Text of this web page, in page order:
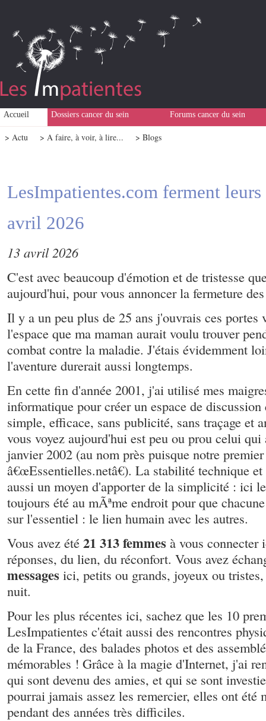
Accueil Dossiers cancer du sein Forums cancer du sein
> Actu > A faire, à voir, à lire... > Blogs
LesImpatientes.com ferment
avril 2026
13 avril 2026
C'est avec beaucoup d'émotion et de tristesse
aujourd'hui, pour vous annoncer la fermeture
Il y a un peu plus de 25 ans j'ouvrais ces portes
l'espace que ma maman aurait voulu trouver
combat contre la maladie. J'étais évidemment
l'aventure durerait aussi longtemps.
En cette fin d'année 2001, j'ai utilisé mes
informatique pour créer un espace de
simple, efficace, sans publicité, sans traçage et
vous voyez aujourd'hui est peu ou prou celui
janvier 2002 (au nom près puisque notre
â€œEssentielles.netâ€). La stabilité technique
aussi un moyen d'apporter de la simplicité : ici
toujours été au mÃªme endroit pour que
sur l'essentiel : le lien humain avec les autres.
Vous avez été 21 313 femmes à vous connecter
réponses, du lien, du réconfort. Vous avez
messages ici, petits ou grands, joyeux ou
nuit.
Pour les plus récentes ici, sachez que les 10
LesImpatientes c'était aussi des rencontres
de la France, des balades photos et des
mémorables ! Grâce à la magie d'Internet, j'ai
qui sont devenu des amies, et qui se sont
pourrai jamais assez les remercier, elles ont été
pendant des années très difficiles.